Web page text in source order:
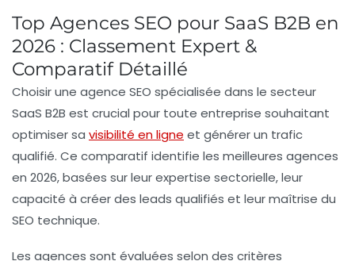
Top Agences SEO pour SaaS B2B en
2026 : Classement Expert &
Comparatif Détaillé
Choisir une agence SEO spécialisée dans le secteur
SaaS B2B est crucial pour toute entreprise souhaitant
optimiser sa visibilité en ligne et générer un trafic
qualifié. Ce comparatif identifie les meilleures agences
en 2026, basées sur leur expertise sectorielle, leur
capacité à créer des leads qualifiés et leur maîtrise du
SEO technique.
Les agences sont évaluées selon des critères